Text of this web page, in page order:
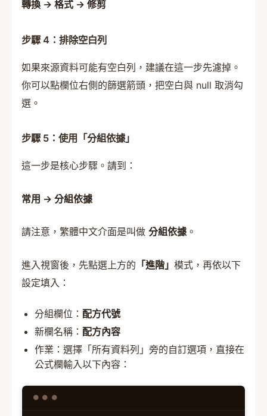
轉換 → 格式 → 修剪
步驟 4：排除空白列
如果來源資料可能有空白列，建議在這一步先濾掉。
你可以點欄位右側的篩選箭頭，把空白與 null 取消勾
選。
步驟 5：使用「分組依據」
這一步是核心步驟。請到：
常用 → 分組依據
請注意，繁體中文介面是叫做 分組依據 。
進入視窗後，先點選上方的 「進階」 模式，再依以下
設定填入：
分組欄位：配方代號
新欄名稱：配方內容
作業：選擇「所有資料列」旁的自訂選項，直接在
公式欄輸入以下內容：